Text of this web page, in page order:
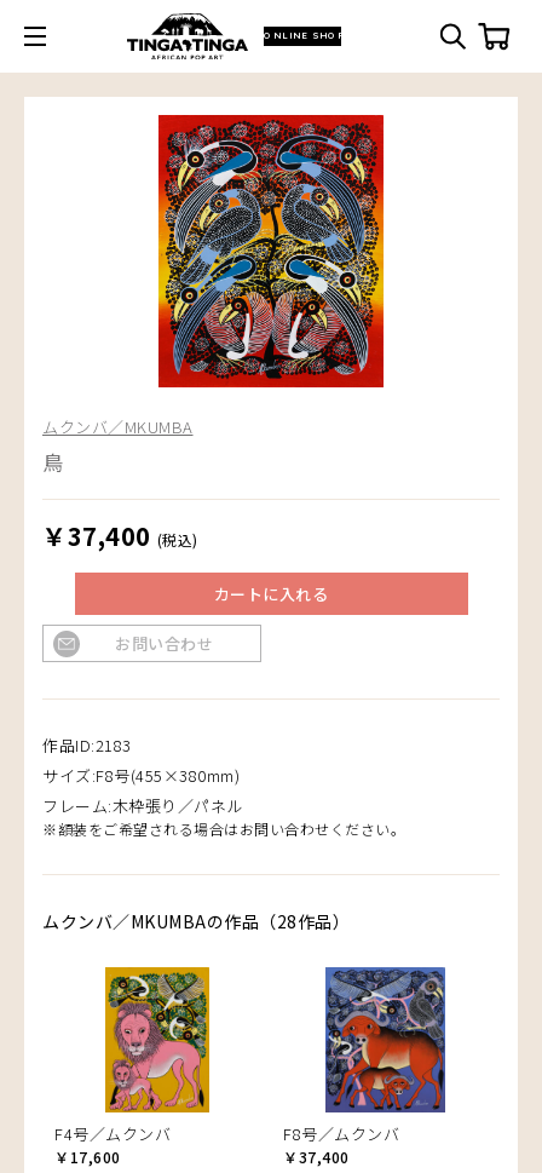
ONLINE SHOP
ムクンバ／MKUMBA
鳥
￥37,400 (税込)
カートに入れる
お問い合わせ
作品ID:2183
サイズ:F8号(455×380mm)
フレーム:木枠張り／パネル
※額装をご希望される場合はお問い合わせください。
ムクンバ／MKUMBAの作品（28作品）
F4号／ムクンバ
￥17,600
F8号／ムクンバ
￥37,400